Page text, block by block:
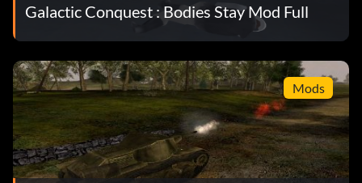
Galactic Conquest : Bodies Stay Mod Full
Mods